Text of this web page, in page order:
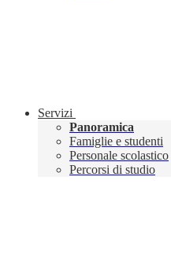
Servizi
Panoramica
Famiglie e studenti
Personale scolastico
Percorsi di studio